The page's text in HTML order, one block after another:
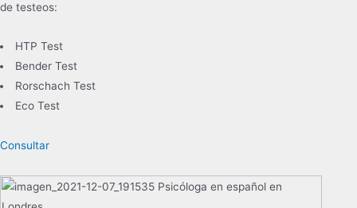
de testeos:
HTP Test
Bender Test
Rorschach Test
Eco Test
Consultar